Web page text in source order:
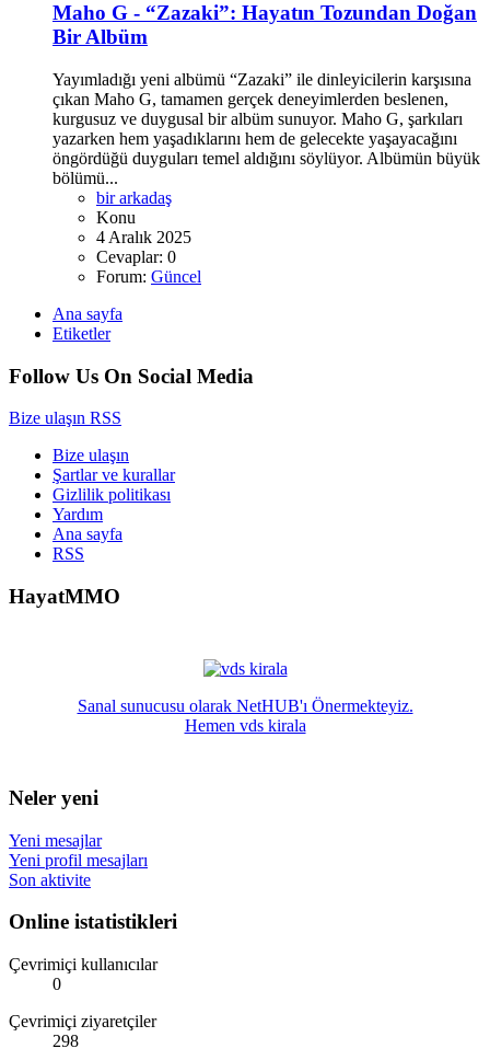
Maho G - “Zazaki”: Hayatın Tozundan Doğan
Bir Albüm
Yayımladığı yeni albümü “Zazaki” ile dinleyicilerin karşısına
çıkan Maho G, tamamen gerçek deneyimlerden beslenen,
kurgusuz ve duygusal bir albüm sunuyor. Maho G, şarkıları
yazarken hem yaşadıklarını hem de gelecekte yaşayacağını
öngördüğü duyguları temel aldığını söylüyor. Albümün büyük
bölümü...
bir arkadaş
Konu
4 Aralık 2025
Cevaplar: 0
Forum: Güncel
Ana sayfa
Etiketler
Follow Us On Social Media
Bize ulaşın RSS
Bize ulaşın
Şartlar ve kurallar
Gizlilik politikası
Yardım
Ana sayfa
RSS
HayatMMO
Sanal sunucusu olarak NetHUB'ı Önermekteyiz.
Hemen vds kirala
Neler yeni
Yeni mesajlar
Yeni profil mesajları
Son aktivite
Online istatistikleri
Çevrimiçi kullanıcılar
0
Çevrimiçi ziyaretçiler
298